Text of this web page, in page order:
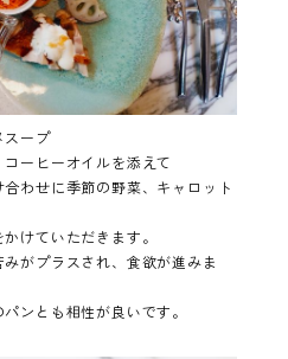
スープ
ーヒーオイルを添えて
わせに季節の野菜、キャロット
けていただきます。
がプラスされ、食欲が進みま
ンとも相性が良いです。